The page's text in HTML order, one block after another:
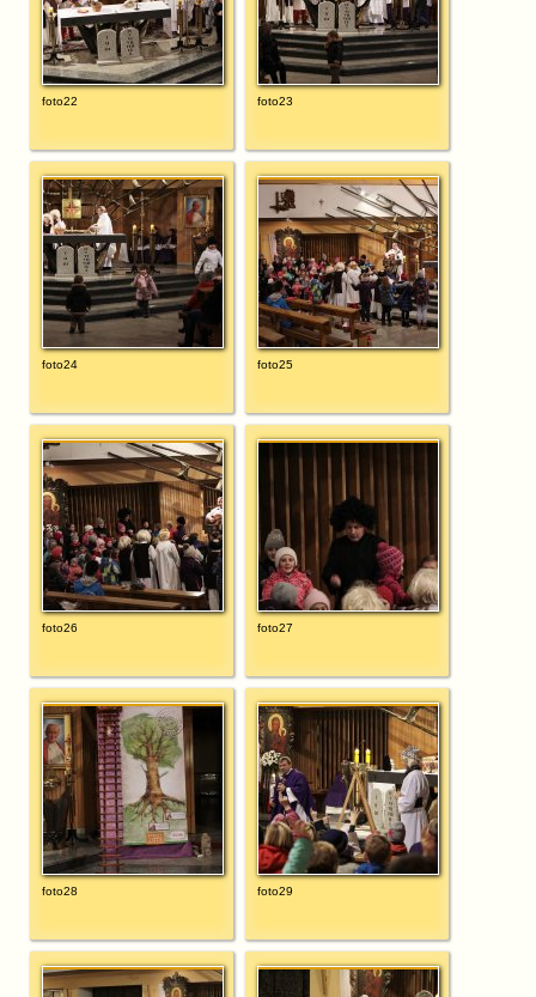
foto22 foto23
foto24 foto25
foto26 foto27
foto28 foto29